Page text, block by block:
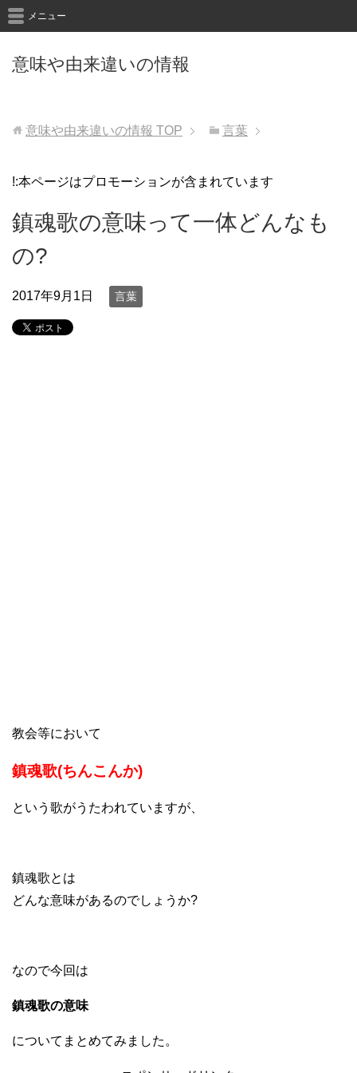
意味や由来違いの情報
メニュー
意味や由来違いの情報 TOP 言葉
!:本ページはプロモーションが含まれています
鎮魂歌の意味って一体どんなも
の?
2017年9月1日 言葉
教会等において
鎮魂歌(ちんこんか)
という歌がうたわれていますが、
鎮魂歌とは
どんな意味があるのでしょうか?
なので今回は
鎮魂歌の意味
についてまとめてみました。